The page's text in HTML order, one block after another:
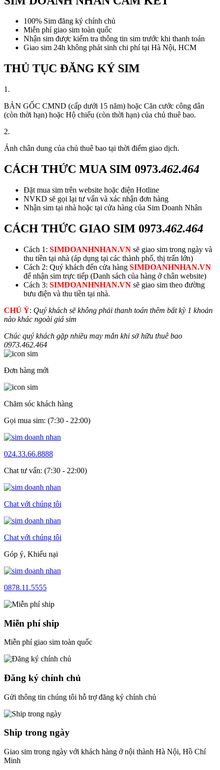
100% Sim đăng ký chính chủ
Miễn phí giao sim toàn quốc
Nhận sim được kiểm tra thông tin sim trước khi thanh toán
Giao sim 24h không phát sinh chi phí tại Hà Nội, HCM
THỦ TỤC ĐĂNG KÝ SIM
1.
BẢN GỐC CMND (cấp dưới 15 năm) hoặc Căn cước công dân
(còn thời hạn) hoặc Hộ chiếu (còn thời hạn) của chủ thuê bao.
2.
Ảnh chân dung của chủ thuê bao tại thời điểm giao dịch.
CÁCH THỨC MUA SIM 0973.462.464
Đặt mua sim trên website hoặc điện Hotline
NVKD sẽ gọi lại tư vấn và xác nhận đơn hàng
Nhận sim tại nhà hoặc tại cửa hàng của Sim Doanh Nhân
CÁCH THỨC GIAO SIM 0973.462.464
Cách 1: SIMDOANHNHAN.VN sẽ giao sim trong ngày và
thu tiền tại nhà (áp dụng tại các thành phố, thị trấn lớn)
Cách 2: Quý khách đến cửa hàng SIMDOANHNHAN.VN
để nhận sim trực tiếp (Danh sách của hàng ở chân website)
Cách 3: SIMDOANHNHAN.VN sẽ giao sim theo đường
bưu điện và thu tiền tại nhà.
CHÚ Ý: Quý khách sẽ không phải thanh toán thêm bất kỳ 1 khoản
nào khác ngoài giá sim
Chúc quý khách gặp nhiều may mắn khi sở hữu thuê bao
0973.462.464
Đơn hàng mới
Chăm sóc khách hàng
Gọi mua sim: (7:30 - 22:00)
024.33.66.8888
Chat tư vấn: (7:30 - 22:00)
Chat với chúng tôi
Chat với chúng tôi
Góp ý, Khiếu nại
0878.11.5555
Miễn phí ship
Miễn phí giao sim toàn quốc
Đăng ký chính chủ
Gửi thông tin chúng tôi hỗ trợ đăng ký chính chủ
Ship trong ngày
Giao sim trong ngày với khách hàng ở nội thành Hà Nội, Hồ Chí
Minh